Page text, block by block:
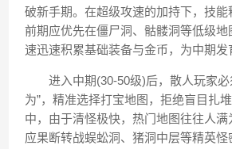
破新手期。在超级攻速的加持下，技能
前期应优先在僵尸洞、骷髅洞等低级
速迅速积累基础装备与金币，为中期发
进入中期(30-50级)后，散人玩家必
为”，精准选择打宝地图，拒绝盲目扎
中，由于清怪极快，热门地图往往人满
应果断转战蜈蚣洞、猪洞中层等精英